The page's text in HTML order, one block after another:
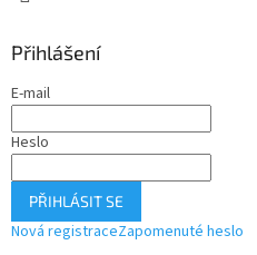
Přihlášení
E-mail
Heslo
PŘIHLÁSIT SE
Nová registraceZapomenuté heslo